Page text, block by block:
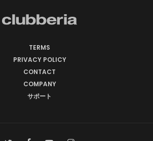
TERMS
PRIVACY POLICY
CONTACT
COMPANY
サポート